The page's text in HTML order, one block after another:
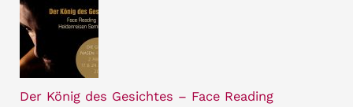
Der König des Gesichtes – Face Reading